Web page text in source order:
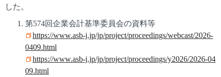
した。
第574回企業会計基準委員会の資料等
https://www.asb-j.jp/jp/project/proceedings/webcast/2026-
0409.html
https://www.asb-j.jp/jp/project/proceedings/y2026/2026-04
09.html